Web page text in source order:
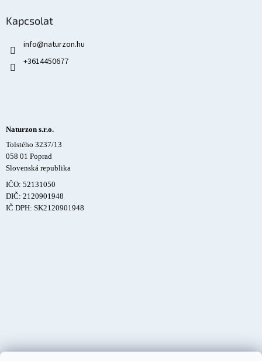
Kapcsolat
info@naturzon.hu
+3614450677
Naturzon s.r.o.
Tolstého 3237/13
058 01 Poprad
Slovenská republika
IČO: 52131050
DIČ: 2120901948
IČ DPH: SK2120901948